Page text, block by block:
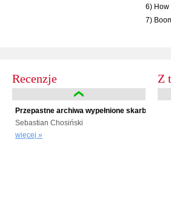
6) How
7)
Recenzje
Przepastne archiwa wypełnione skarbami
Sebastian Chosiński
więcej »
Z